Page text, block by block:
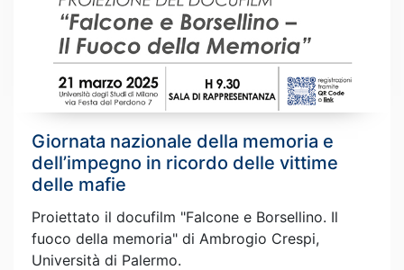
Giornata nazionale della memoria e
dell’impegno in ricordo delle vittime
delle mafie
Proiettato il docufilm "Falcone e Borsellino. Il
fuoco della memoria" di Ambrogio Crespi,
Università di Palermo.